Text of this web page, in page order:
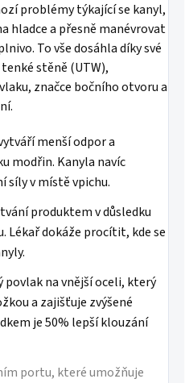
problémy týkající se kanyl,
hladce a přesně manévrovat
To vše dosáhla díky své
stěně (UTW),
značce bočního otvoru a
menší odpor a
modřin. Kanyla navíc
síly v místě vpichu.
produktem v důsledku
Lékař dokáže procítit, kde se
povlak na vnější oceli, který
a zajišťuje zvýšené
je 50% lepší klouzání
portu, které umožňuje